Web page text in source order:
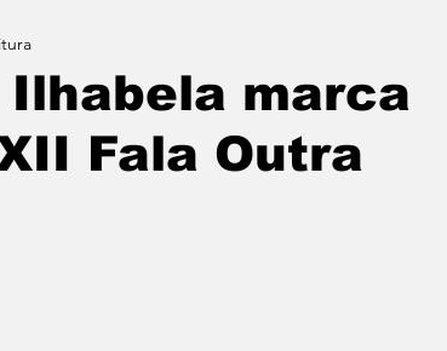
Tradicionais
Agenda e Utilidade Pública
marca
Fala Outra